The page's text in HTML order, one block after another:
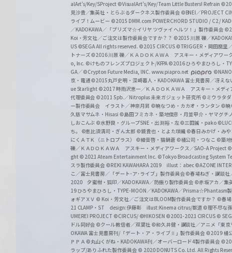
alArt's/Key/SProject ©VisualArt's/Key/Team Little Busters! Refrain
見沙貴／集英社・とらぶるダークネス製作委員会 ©BNEI／PROJECT
ライブ！ムービー ©2015 DMM.com POWERCHORD STUDIO / C2 /
／KADOKAWA／「プリズマ☆イリヤ ツヴァイ ヘルツ！」製作委員会
Koi・芳文社／ご注文は製作委員会ですか？？ ©2015 川原 礫／
US ©SEGA All rights reserved. ©2015 CIRCUS ©TRIGGER・岡田麿里
トナーズ©2016 川原 礫／ＫＡＤＯＫＡＷＡ アスキー・メディアワー
o, Inc. ©けものフレンズプロジェクト/KFPA ©2016 ひろやまひろし・
GA／ ©Crypton Future Media, INC. www.piapro.net
京・電通 ©2015丸戸史明・深崎暮人・KADOKAWA 富士見書房／冴えな
ue Starlight ©2017 時雨沢恵一／ＫＡＤＯＫＡＷＡ アスキー・メディ
代理委員会 ©2011 5pb.／Nitroplus 未来ガジェット研究所 ©ミウラタ
ー製作委員会 イラスト／神奈月昇 ©暁なつめ・カカオ・ランタン ©暁
久慈マサムネ・Hisasi ©島田フミカネ・築地俊彦・月並甲介・ヤマグチ
しおこんぶ ©水野良・グループSNE・出渕裕・左©三田誠・pako
ち。
©恵比須清司・ぎん太郎 ©鏡貴也・とよた瑣織 ©春日みかげ・み
にくＡＴＫ（ニトロプラス） ©細音啓・猫鍋蒼 ©橘公司・つなこ ©築地
礫／ＫＡＤＯＫＡＷＡ アスキー・メディアワークス／SAO-A Project
ght © 2021 Ateam Entertainment Inc. ©Tokyo Broadcasting System
スラ製作委員会 ©REKI KAWAHARA 2019 illust：abec ©AZONE
こ／富士見書房／「デート･ア･ライブ」製作委員会©春場ねぎ・講談社
2020 夕蜜柑・狐印／KADOKAWA／防振り製作委員会 ©赤坂アカ／集
19 ひろやまひろし・TYPE-MOON／KADOKAWA／Prisma☆Phantasm
ォギアＸＶ © Koi・芳文社／ご注文はBLOOM製作委員会ですか？ ©春場
21 CLAMP・ST design:伊藤彰 illust:Kinema citrus/獣道 ©理不尽な
UMEREI PROJECT ©CIRCUS/ ©HIKOSEN ©2001-2021 CIRCUS ©
ドル同好会 ©クール教信者／双葉社 ©和久井健・講談社／アニメ「東
OKAWA 富士見書房刊/「デート・ア・ライブⅡ」製作委員会 ©2019 橘
ＰＰＡ ©丸山くがね・KADOKAWA刊／オーバーロード4製作委員会
ラップ/ありふれた製作委員会 © 2020 DONUTS Co. Ltd. All Rights